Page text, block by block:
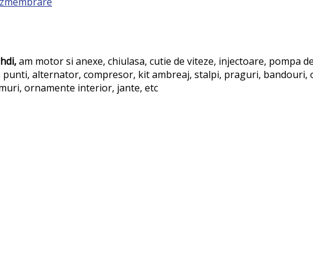
am motor si anexe, chiulasa, cutie de viteze, injectoare, pompa
alternator, compresor, kit ambreaj, stalpi, praguri, bandouri,
ornamente interior, jante, etc